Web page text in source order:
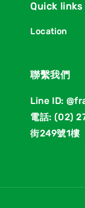
Quick links
Location
聯繫我們
Line ID:
電話: (02)
街249號1樓